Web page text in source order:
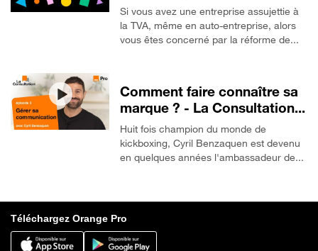
Si vous avez une entreprise assujettie à
la TVA, même en auto-entreprise, alors
vous êtes concerné par la réforme de...
Comment faire connaître sa
marque ? - La Consultation...
Huit fois champion du monde de
kickboxing, Cyril Benzaquen est devenu
en quelques années l'ambassadeur de...
Téléchargez Orange Pro